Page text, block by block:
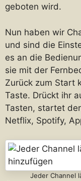
geboten wird.
Nun haben wir
und sind die
es an die
sie mit der
Zurück zum Start
Taste. Drückt ihr
Tasten, startet
Netflix, Spotify,
Jeder Channel